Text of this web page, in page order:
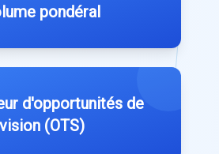
pondéral
d'opportunités de
vision (OTS)